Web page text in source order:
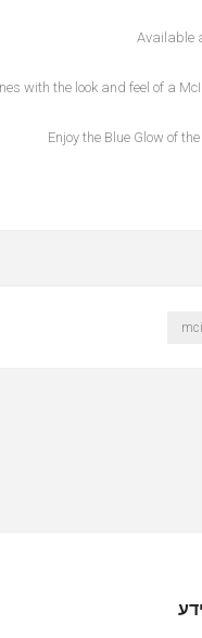
Available
with the look and feel of a
Enjoy the Blue Glow of